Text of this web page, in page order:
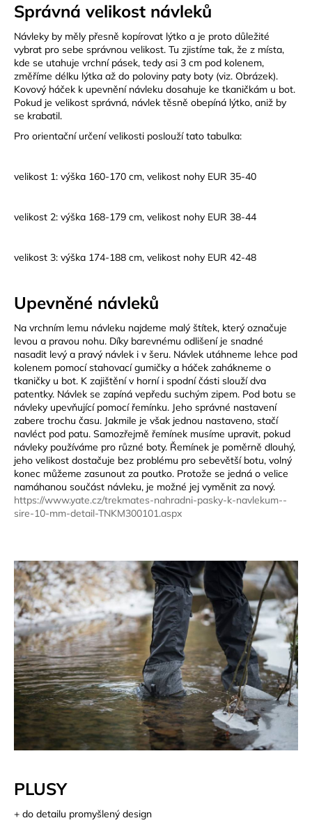
Správná velikost návleků
Návleky by měly přesně kopírovat lýtko a je proto důležité
vybrat pro sebe správnou velikost. Tu zjistíme tak, že z místa,
kde se utahuje vrchní pásek, tedy asi 3 cm pod kolenem,
změříme délku lýtka až do poloviny paty boty (viz. Obrázek).
Kovový háček k upevnění návleku dosahuje ke tkaničkám u bot.
Pokud je velikost správná, návlek těsně obepíná lýtko, aniž by
se krabatil.
Pro orientační určení velikosti poslouží tato tabulka:
velikost 1: výška 160-170 cm, velikost nohy EUR 35-40
velikost 2: výška 168-179 cm, velikost nohy EUR 38-44
velikost 3: výška 174-188 cm, velikost nohy EUR 42-48
Upevněné návleků
Na vrchním lemu návleku najdeme malý štítek, který označuje
levou a pravou nohu. Díky barevnému odlišení je snadné
nasadit levý a pravý návlek i v šeru. Návlek utáhneme lehce pod
kolenem pomocí stahovací gumičky a háček zahákneme o
tkaničky u bot. K zajištění v horní i spodní části slouží dva
patentky. Návlek se zapíná vepředu suchým zipem. Pod botu se
návleky upevňující pomocí řemínku. Jeho správné nastavení
zabere trochu času. Jakmile je však jednou nastaveno, stačí
navléct pod patu. Samozřejmě řemínek musíme upravit, pokud
návleky používáme pro různé boty. Řemínek je poměrně dlouhý,
jeho velikost dostačuje bez problému pro sebevětší botu, volný
konec můžeme zasunout za poutko. Protože se jedná o velice
namáhanou součást návleku, je možné jej vyměnit za nový.
https://www.yate.cz/trekmates-nahradni-pasky-k-navlekum--
sire-10-mm-detail-TNKM300101.aspx
PLUSY
+ do detailu promyšlený design
u
j
e
m
e
LAKEN
LÁHEV
HLINÍK
ML
Kč